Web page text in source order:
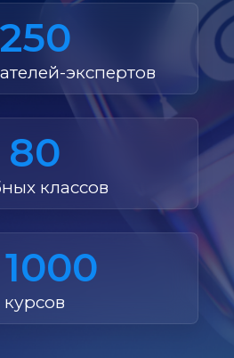
250
экспертов
80
классов
курсов